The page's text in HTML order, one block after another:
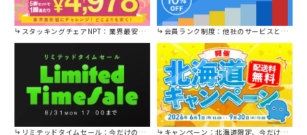
スタッキングチェアNPT：業界最安値に挑戦！ 会員ランク制度：他社のサービスと比較してください。
リミテッドタイムセール：今だけの限定セール。 キャンペーン：北海道限定、今だけ送料無料！